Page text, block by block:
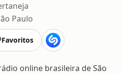
Paulo
Favoritos
online brasileira de São